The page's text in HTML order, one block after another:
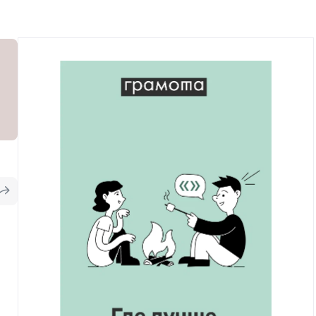
Правила русского языка: от азов до тонкостей
Интерактивные упражнения: от простого к
Учебники и справочники